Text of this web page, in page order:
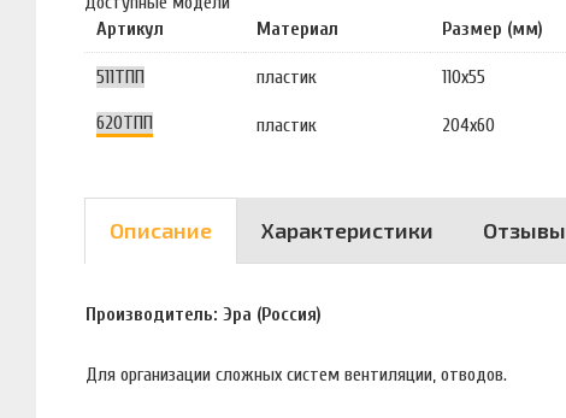
Артикул
Материал Размер (мм)
511ТПП пластик 110х55
620ТПП пластик 204х60
Описание Характеристики Отзывы
Производитель: Эра (Россия)
Для организации сложных систем вентиляции, отводов.